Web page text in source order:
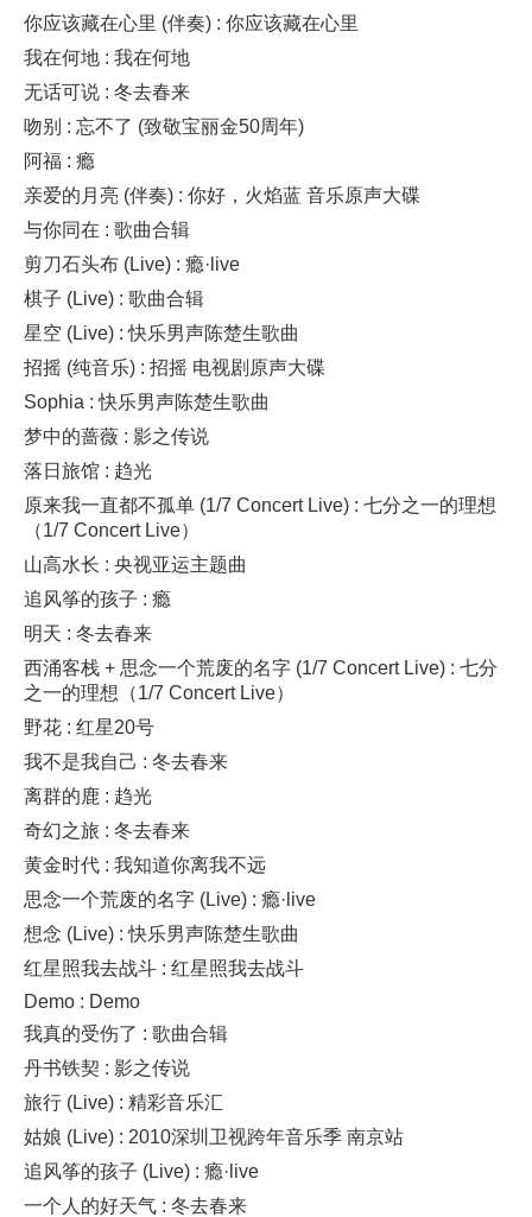
你应该藏在心里 (伴奏) : 你应该藏在心里
我在何地 : 我在何地
无话可说 : 冬去春来
吻别 : 忘不了 (致敬宝丽金50周年)
阿福 : 瘾
亲爱的月亮 (伴奏) : 你好，火焰蓝 音乐原声大碟
与你同在 : 歌曲合辑
剪刀石头布 (Live) : 瘾·live
棋子 (Live) : 歌曲合辑
星空 (Live) : 快乐男声陈楚生歌曲
招摇 (纯音乐) : 招摇 电视剧原声大碟
Sophia : 快乐男声陈楚生歌曲
梦中的蔷薇 : 影之传说
落日旅馆 : 趋光
原来我一直都不孤单 (1/7 Concert Live) : 七分之一的理想
（1/7 Concert Live）
山高水长 : 央视亚运主题曲
追风筝的孩子 : 瘾
明天 : 冬去春来
西涌客栈 + 思念一个荒废的名字 (1/7 Concert Live) : 七分
之一的理想（1/7 Concert Live）
野花 : 红星20号
我不是我自己 : 冬去春来
离群的鹿 : 趋光
奇幻之旅 : 冬去春来
黄金时代 : 我知道你离我不远
思念一个荒废的名字 (Live) : 瘾·live
想念 (Live) : 快乐男声陈楚生歌曲
红星照我去战斗 : 红星照我去战斗
Demo : Demo
我真的受伤了 : 歌曲合辑
丹书铁契 : 影之传说
旅行 (Live) : 精彩音乐汇
姑娘 (Live) : 2010深圳卫视跨年音乐季 南京站
追风筝的孩子 (Live) : 瘾·live
一个人的好天气 : 冬去春来